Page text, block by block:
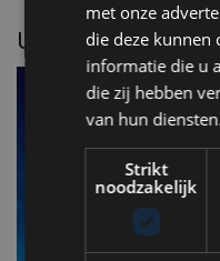
UITGELICHT
met onze
die deze kunnen
informatie die u
die zij hebben
van hun
Strikt
noodzakelijk